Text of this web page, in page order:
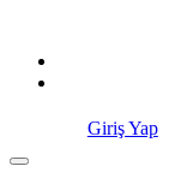
content
Giriş Yap